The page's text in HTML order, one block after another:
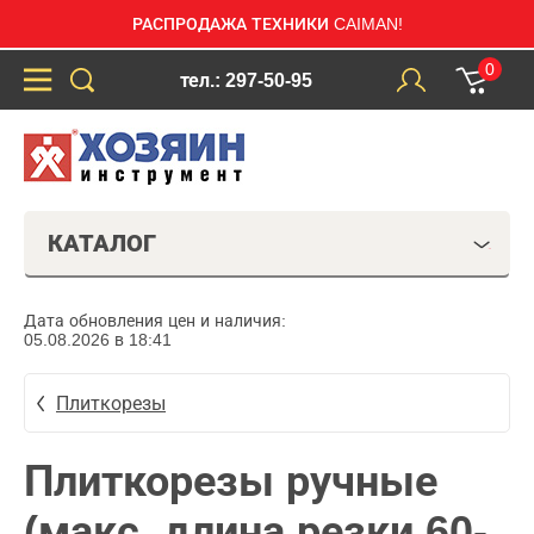
РАСПРОДАЖА ТЕХНИКИ CAIMAN!
тел.: 297-50-95
0
КАТАЛОГ
Дата обновления цен и наличия:
05.08.2026 в 18:41
Плиткорезы
Плиткорезы ручные